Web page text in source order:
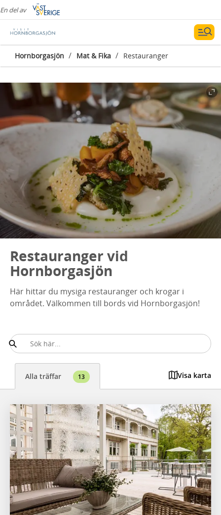
En del av
Hornborgasjön / Mat & Fika / Restauranger
Restauranger vid
Hornborgasjön
Här hittar du mysiga restauranger och krogar i
området. Välkommen till bords vid Hornborgasjön!
Alla träffar 13 Visa karta